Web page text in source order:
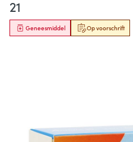
21
Op voorschrift
Geneesmiddel